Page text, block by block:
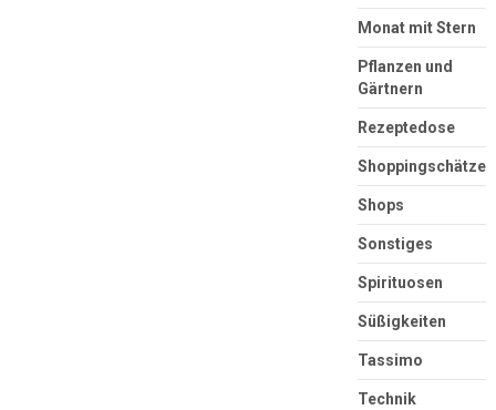
Monat mit Stern
Pflanzen und
Gärtnern
Rezeptedose
Shoppingschätze
Shops
Sonstiges
Spirituosen
Süßigkeiten
Tassimo
Technik